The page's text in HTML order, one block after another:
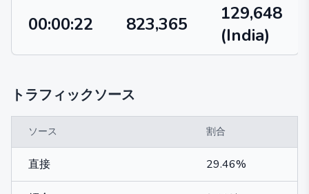
00:00:22 823,365
129,648
(India)
トラフィックソース
ソース 割合
直接 29.46%